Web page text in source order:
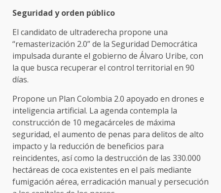
Seguridad y orden público
El candidato de ultraderecha propone una
“remasterización 2.0” de la Seguridad Democrática
impulsada durante el gobierno de Álvaro Uribe, con
la que busca recuperar el control territorial en 90
días.
Propone un Plan Colombia 2.0 apoyado en drones e
inteligencia artificial. La agenda contempla la
construcción de 10 megacárceles de máxima
seguridad, el aumento de penas para delitos de alto
impacto y la reducción de beneficios para
reincidentes, así como la destrucción de las 330.000
hectáreas de coca existentes en el país mediante
fumigación aérea, erradicación manual y persecución